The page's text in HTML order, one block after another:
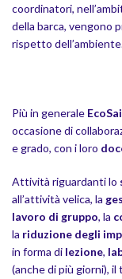
coordinatori,
della barca, vengono
rispetto
Più in generale
occasione di
e grado, con i loro
Attività riguardanti lo
all’attività velica, la
lavoro di gruppo, la
la riduzione degli
in forma di lezione,
(anche di più giorni),